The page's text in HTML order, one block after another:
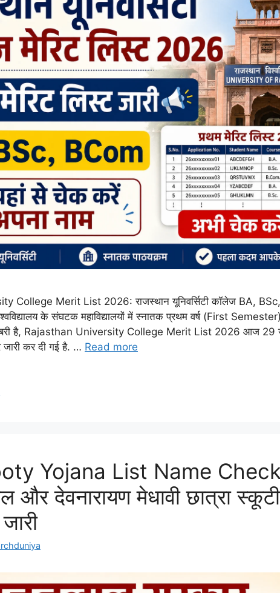
College Merit List 2026: राजस्थान यूनिवर्सिटी कॉलेज BA,
के संघटक महाविद्यालयों में स्नातक प्रथम वर्ष (First
है, Rajasthan University College Merit List 2026 आज
कर दी गई है. … Read more
Yojana List Name
और देवनारायण मेधावी छात्रा